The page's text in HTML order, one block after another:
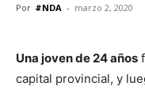
Por #NDA - marzo 2, 2020
Una joven de 24 años
capital provincial, y